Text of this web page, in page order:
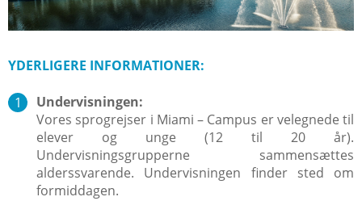
YDERLIGERE INFORMATIONER:
Undervisningen:
Vores sprogrejser i Miami – Campus er velegnede til
elever og unge (12 til 20 år).
Undervisningsgrupperne sammensættes
alderssvarende. Undervisningen finder sted om
formiddagen.